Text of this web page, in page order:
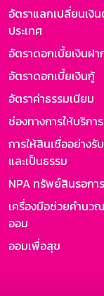
อัตราแลกเปลี่ยนเงิ
ประเทศ
อัตราดอกเบี้ยเงินฝา
อัตราดอกเบี้ยเงินกู้
อัตราค่าธรรมเนียม
ช่องทางการให้บริการ
การให้สินเชื่ออย่าง
และเป็นธรรม
NPA ทรัพย์สินรอกา
เครื่องมือช่วยคำนว
ออม
ออมเพื่อสุข